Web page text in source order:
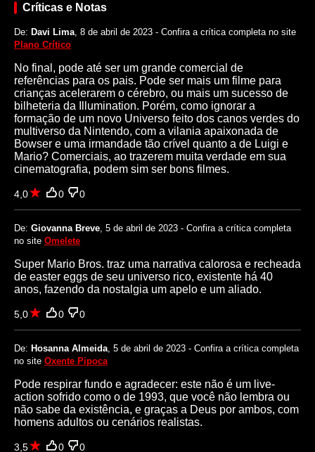
Críticas e Notas
De: Davi Lima , 8 de abril de 2023 - Confira a crítica completa no site
Plano Crítico
No final, pode até ser um grande comercial de
referências para os pais. Pode ser mais um filme para
crianças acelerarem o cérebro, ou mais um sucesso de
bilheteria da Illumination. Porém, como ignorar a
formação de um novo Universo feito dos canos verdes do
multiverso da Nintendo, com a vilania apaixonada de
Bowser e uma irmandade tão crível quanto a de Luigi e
Mario? Comerciais, ao trazerem muita verdade em sua
cinematografia, podem sim ser bons filmes.
4,0 0 0
De: Giovanna Breve , 5 de abril de 2023 - Confira a crítica completa
no site Omelete
Super Mario Bros. traz uma narrativa calorosa e recheada
de easter eggs de seu universo rico, existente há 40
anos, fazendo da nostalgia um apelo e um aliado.
5,0 0 0
De: Hosanna Almeida , 5 de abril de 2023 - Confira a crítica completa
no site Oxente Pipoca
Pode respirar fundo e agradecer: este não é um live-
action sofrido como o de 1993, que você não lembra ou
não sabe da existência, e graças a Deus por ambos, com
homens adultos ou cenários realistas.
3,5 0 0